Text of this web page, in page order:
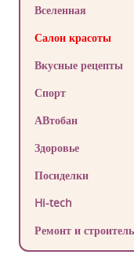
Вселенная
Салон красоты
Вкусные рецепты
Спорт
АВтобан
Здоровье
Посиделки
Hi-tech
Ремонт и